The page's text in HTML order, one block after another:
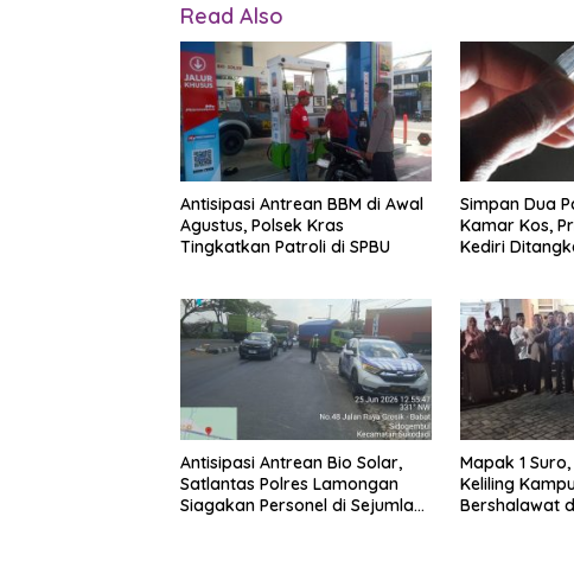
Read Also
Antisipasi Antrean BBM di Awal
Agustus, Polsek Kras
Tingkatkan Patroli di SPBU
Simpan Dua
Kamar Kos,
Kediri
Antisipasi Antrean Bio Solar,
Satlantas Polres Lamongan
Siagakan Personel di Sejumlah
Mapak 1
Keliling
Bershalawat